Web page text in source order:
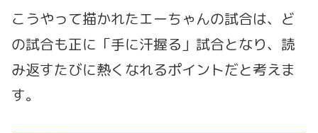
こうやって描かれたエーちゃんの試合は、ど
の試合も正に「手に汗握る」試合となり、読
み返すたびに熱くなれるポイントだと考えま
す。